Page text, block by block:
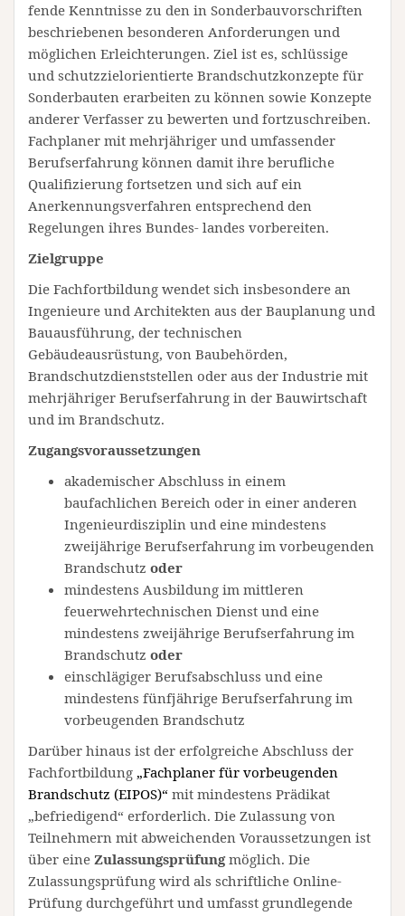
fende Kenntnisse zu den in Sonderbauvorschriften
beschriebenen besonderen Anforderungen und
möglichen Erleichterungen. Ziel ist es, schlüssige
und schutzzielorientierte Brandschutzkonzepte für
Sonderbauten erarbeiten zu können sowie Konzepte
anderer Verfasser zu bewerten und fortzuschreiben.
Fachplaner mit mehrjähriger und umfassender
Berufserfahrung können damit ihre berufliche
Qualifizierung fortsetzen und sich auf ein
Anerkennungsverfahren entsprechend den
Regelungen ihres Bundes- landes vorbereiten.
Zielgruppe
Die Fachfortbildung wendet sich insbesondere an
Ingenieure und Architekten aus der Bauplanung und
Bauausführung, der technischen
Gebäudeausrüstung, von Baubehörden,
Brandschutzdienststellen oder aus der Industrie mit
mehrjähriger Berufserfahrung in der Bauwirtschaft
und im Brandschutz.
Zugangsvoraussetzungen
akademischer Abschluss in einem
baufachlichen Bereich oder in einer anderen
Ingenieurdisziplin und eine mindestens
zweijährige Berufserfahrung im vorbeugenden
Brandschutz oder
mindestens Ausbildung im mittleren
feuerwehrtechnischen Dienst und eine
mindestens zweijährige Berufserfahrung im
Brandschutz oder
einschlägiger Berufsabschluss und eine
mindestens fünfjährige Berufserfahrung im
vorbeugenden Brandschutz
Darüber hinaus ist der erfolgreiche Abschluss der
Fachfortbildung „Fachplaner für vorbeugenden
Brandschutz (EIPOS)“ mit mindestens Prädikat
„befriedigend“ erforderlich. Die Zulassung von
Teilnehmern mit abweichenden Voraussetzungen ist
über eine Zulassungsprüfungmöglich. Die
Zulassungsprüfung wird als schriftliche Online-
Prüfung durchgeführt und umfasst grundlegende